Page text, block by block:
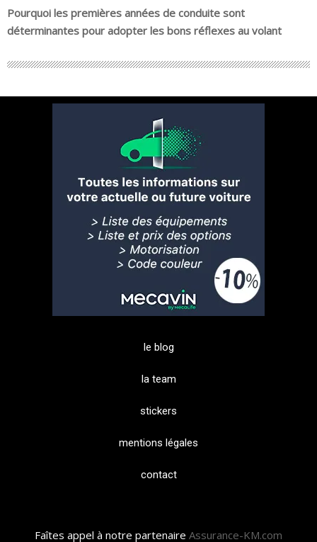
Pourquoi les premières années de conduite sont
déterminantes pour adopter les bons réflexes au volant
le blog
la team
stickers
mentions légales
contact
Faîtes appel à notre partenaire Assurance-KM.com